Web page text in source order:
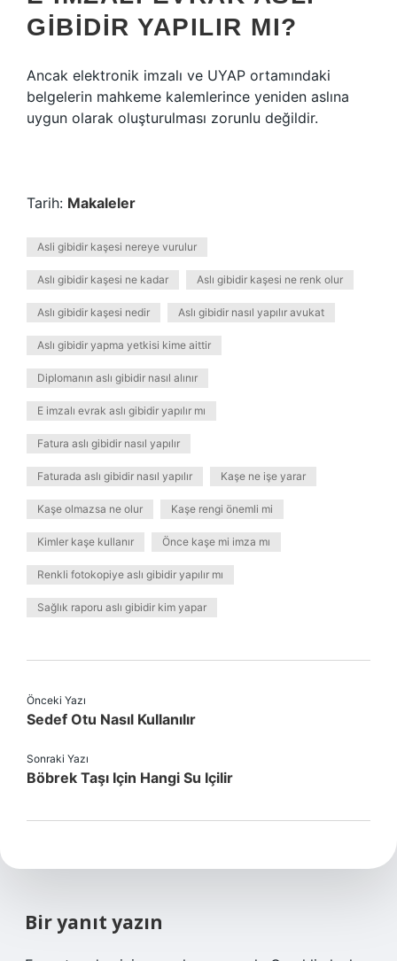
GIBIDIR YAPILIR MI?
Ancak elektronik imzalı ve UYAP ortamındaki
belgelerin mahkeme kalemlerince yeniden aslına
uygun olarak oluşturulması zorunlu değildir.
Tarih: Makaleler
Asli gibidir kaşesi nereye vurulur
Aslı gibidir kaşesi ne kadar Aslı gibidir kaşesi ne renk olur
Aslı gibidir kaşesi nedir Aslı gibidir nasıl yapılır avukat
Aslı gibidir yapma yetkisi kime aittir
Diplomanın aslı gibidir nasıl alınır
E imzalı evrak aslı gibidir yapılır mı
Fatura aslı gibidir nasıl yapılır
Faturada aslı gibidir nasıl yapılır Kaşe ne işe yarar
Kaşe olmazsa ne olur Kaşe rengi önemli mi
Kimler kaşe kullanır Önce kaşe mi imza mı
Renkli fotokopiye aslı gibidir yapılır mı
Sağlık raporu aslı gibidir kim yapar
Önceki Yazı
Sedef Otu Nasıl Kullanılır
Sonraki Yazı
Böbrek Taşı Için Hangi Su Içilir
Bir yanıt yazın